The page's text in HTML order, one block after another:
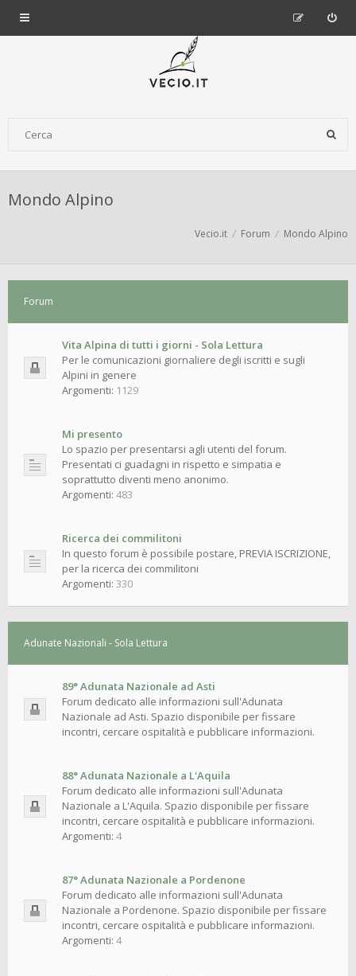
Mondo Alpino
Vecio.it Forum Mondo Alpino
Forum
Vita Alpina di tutti i giorni - Sola Lettura
Per le comunicazioni giornaliere degli iscritti e sugli
Alpini in genere
Argomenti: 1129
Mi presento
Lo spazio per presentarsi agli utenti del forum.
Presentati ci guadagni in rispetto e simpatia e
soprattutto diventi meno anonimo.
Argomenti: 483
Ricerca dei commilitoni
In questo forum è possibile postare, PREVIA ISCRIZIONE,
per la ricerca dei commilitoni
Argomenti: 330
Adunate Nazionali - Sola Lettura
89° Adunata Nazionale ad Asti
Forum dedicato alle informazioni sull'Adunata
Nazionale ad Asti. Spazio disponibile per fissare
incontri, cercare ospitalità e pubblicare informazioni.
88° Adunata Nazionale a L'Aquila
Forum dedicato alle informazioni sull'Adunata
Nazionale a L'Aquila. Spazio disponibile per fissare
incontri, cercare ospitalità e pubblicare informazioni.
Argomenti: 4
87° Adunata Nazionale a Pordenone
Forum dedicato alle informazioni sull'Adunata
Nazionale a Pordenone. Spazio disponibile per fissare
incontri, cercare ospitalità e pubblicare informazioni.
Argomenti: 4